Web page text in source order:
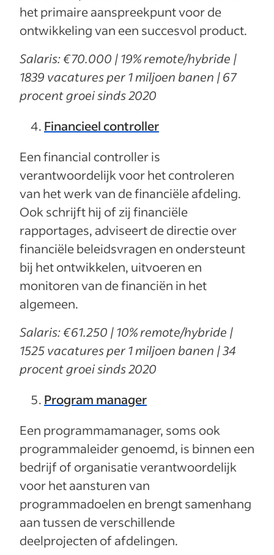
het primaire aanspreekpunt voor de
ontwikkeling van een succesvol product.
Salaris: €70.000 | 19% remote/hybride |
1839 vacatures per 1 miljoen banen | 67
procent groei sinds 2020
Financieel controller
Een financial controller is
verantwoordelijk voor het controleren
van het werk van de financiële afdeling.
Ook schrijft hij of zij financiële
rapportages, adviseert de directie over
financiële beleidsvragen en ondersteunt
bij het ontwikkelen, uitvoeren en
monitoren van de financiën in het
algemeen.
Salaris: €61.250 | 10% remote/hybride |
1525 vacatures per 1 miljoen banen | 34
procent groei sinds 2020
Program manager
Een programmamanager, soms ook
programmaleider genoemd, is binnen een
bedrijf of organisatie verantwoordelijk
voor het aansturen van
programmadoelen en brengt samenhang
aan tussen de verschillende
deelprojecten of afdelingen.